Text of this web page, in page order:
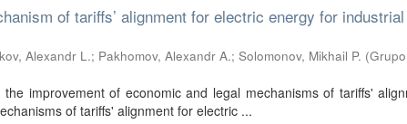
of tariffs’ alignment for electric energy for
Alexandr L.; Pakhomov, Alexandr A.; Solomonov, Mikhail P. (
improvement of economic and legal mechanisms of tariffs'
of tariffs' alignment for electric ...